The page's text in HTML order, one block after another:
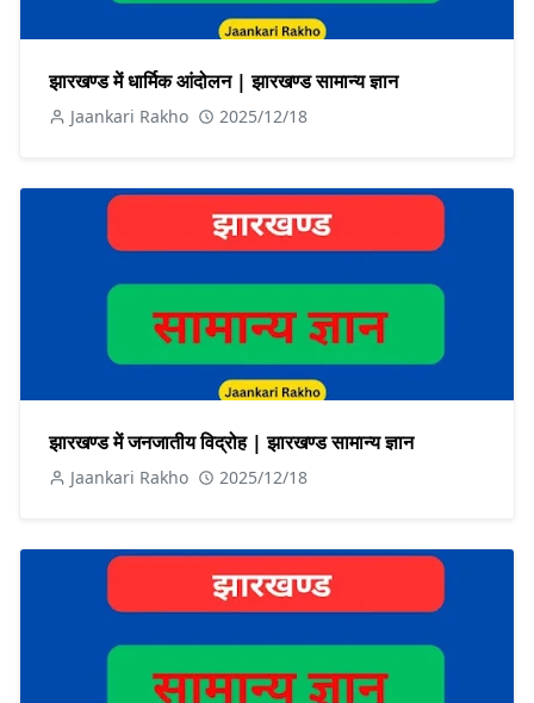
झारखण्ड में धार्मिक आंदोलन | झारखण्ड सामान्य ज्ञान
Jaankari Rakho 2025/12/18
झारखण्ड में जनजातीय विद्रोह | झारखण्ड सामान्य ज्ञान
Jaankari Rakho 2025/12/18